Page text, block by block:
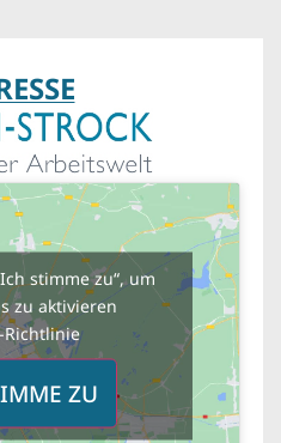
stimme zu“, um
zu aktivieren
Richtlinie
ZU